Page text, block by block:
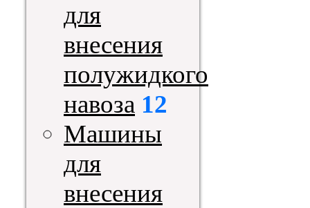
для
внесения
полужидкого
навоза 12
Машины
для
внесения